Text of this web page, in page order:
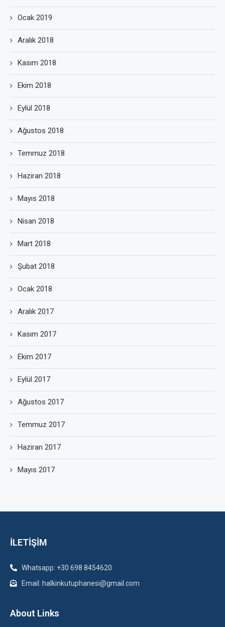
Ocak 2019
Aralık 2018
Kasım 2018
Ekim 2018
Eylül 2018
Ağustos 2018
Temmuz 2018
Haziran 2018
Mayıs 2018
Nisan 2018
Mart 2018
Şubat 2018
Ocak 2018
Aralık 2017
Kasım 2017
Ekim 2017
Eylül 2017
Ağustos 2017
Temmuz 2017
Haziran 2017
Mayıs 2017
İLETİŞİM
Whatsapp: +30 698 8454620
Email: halkinkutuphanesi@gmail.com
About Links